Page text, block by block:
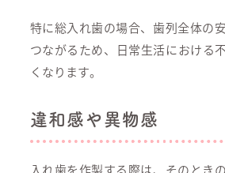
特に総入れ歯の場合、歯列全体の
つながるため、日常生活における
くなります。
違和感や異物感
入れ歯を作製する際は、そのとき